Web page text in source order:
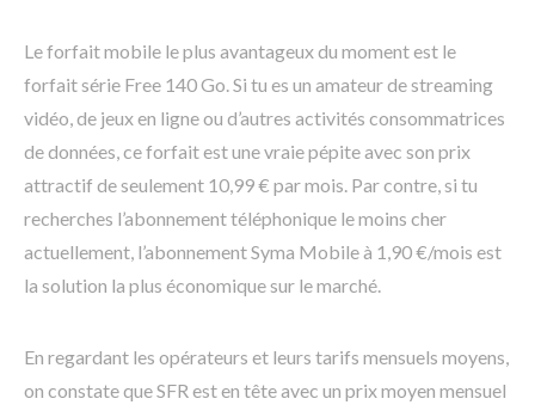
Le forfait mobile le plus avantageux du moment est le
forfait série Free 140 Go. Si tu es un amateur de streaming
vidéo, de jeux en ligne ou d’autres activités consommatrices
de données, ce forfait est une vraie pépite avec son prix
attractif de seulement 10,99 € par mois. Par contre, si tu
recherches l’abonnement téléphonique le moins cher
actuellement, l’abonnement Syma Mobile à 1,90 €/mois est
la solution la plus économique sur le marché.
En regardant les opérateurs et leurs tarifs mensuels moyens,
on constate que SFR est en tête avec un prix moyen mensuel